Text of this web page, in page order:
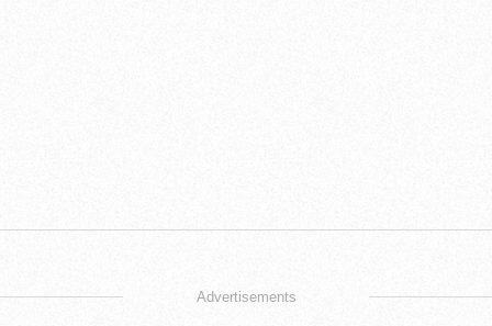
Advertisements